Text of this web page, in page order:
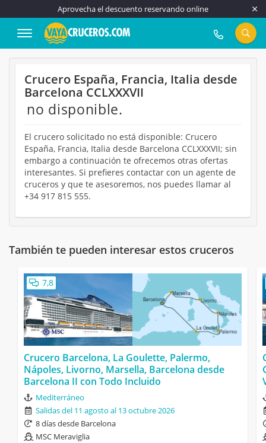
Aprovecha el descuento reservando online
917 815 555
Crucero España, Francia, Italia desde
Barcelona CCLXXXVII
no disponible.
El crucero solicitado no está disponible: Crucero
España, Francia, Italia desde Barcelona CCLXXXVII; sin
embargo a continuación te ofrecemos otras ofertas
interesantes. Si prefieres contactar con un agente de
cruceros y que te asesoremos, nos puedes llamar al
+34 917 815 555.
También te pueden interesar estos cruceros
7,8
Crucero Barcelona, La Goulette, Palermo,
Nápoles, Livorno, Marsella, Barcelona desde
Barcelona II con Todo Incluido
Mediterráneo
Salidas del 11 agosto al 13 octubre 2026
8 días desde Barcelona
MSC Meraviglia